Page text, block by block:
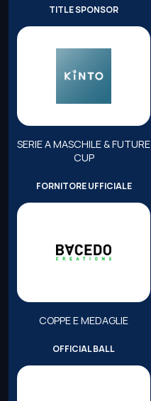
TITLE SPONSOR
SERIE A MASCHILE & FUTURE
CUP
FORNITORE UFFICIALE
COPPE E MEDAGLIE
OFFICIAL BALL